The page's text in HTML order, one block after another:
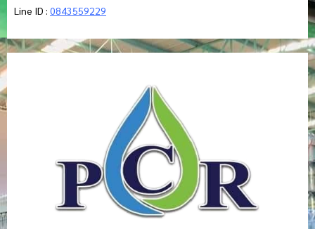
Line ID : 0843559229